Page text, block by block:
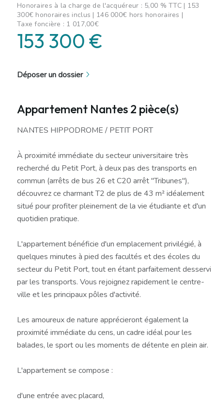
Honoraires à la charge de l'acquéreur : 5,00 % TTC | 153
300€ honoraires inclus | 146 000€ hors honoraires |
Taxe foncière : 1 017,00€
153 300 €
Déposer un dossier
Appartement Nantes 2 pièce(s)
NANTES HIPPODROME / PETIT PORT
À proximité immédiate du secteur universitaire très
recherché du Petit Port, à deux pas des transports en
commun (arrêts de bus 26 et C20 arrêt "Tribunes"),
découvrez ce charmant T2 de plus de 43 m² idéalement
situé pour profiter pleinement de la vie étudiante et d'un
quotidien pratique.
L'appartement bénéficie d'un emplacement privilégié, à
quelques minutes à pied des facultés et des écoles du
secteur du Petit Port, tout en étant parfaitement desservi
par les transports. Vous rejoignez rapidement le centre-
ville et les principaux pôles d'activité.
Les amoureux de nature apprécieront également la
proximité immédiate du cens, un cadre idéal pour les
balades, le sport ou les moments de détente en plein air.
L'appartement se compose :
d'une entrée avec placard,